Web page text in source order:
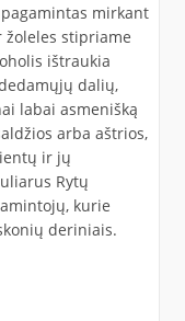
mirkant
žoleles stipriame
ištraukia
dalių,
labai asmenišką
arba aštrios,
ir jų
Rytų
kurie
deriniais.